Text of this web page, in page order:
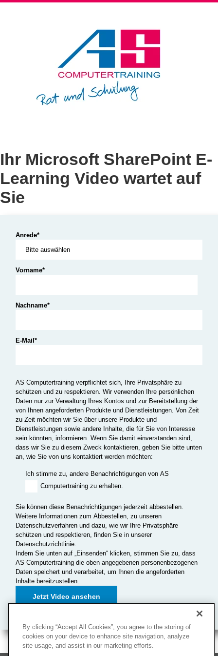
Ihr Microsoft SharePoint E-
Learning Video wartet auf
Sie
Anrede*
Vorname*
Nachname*
E-Mail *
AS Computertraining verpflichtet sich, Ihre Privatsphäre zu
schützen und zu respektieren. Wir verwenden Ihre persönlichen
Daten nur zur Verwaltung Ihres Kontos und zur Bereitstellung der
von Ihnen angeforderten Produkte und Dienstleistungen. Von Zeit
zu Zeit möchten wir Sie über unsere Produkte und
Dienstleistungen sowie andere Inhalte, die für Sie von Interesse
sein könnten, informieren. Wenn Sie damit einverstanden sind,
dass wir Sie zu diesem Zweck kontaktieren, geben Sie bitte unten
an, wie Sie von uns kontaktiert werden möchten:
Ich stimme zu, andere Benachrichtigungen von AS
Computertraining zu erhalten.
Sie können diese Benachrichtigungen jederzeit abbestellen.
Weitere Informationen zum Abbestellen, zu unseren
Datenschutzverfahren und dazu, wie wir Ihre Privatsphäre
schützen und respektieren, finden Sie in unserer
Datenschutzrichtlinie.
Indem Sie unten auf „Einsenden“ klicken, stimmen Sie zu, dass
AS Computertraining die oben angegebenen personenbezogenen
Daten speichert und verarbeitet, um Ihnen die angeforderten
Inhalte bereitzustellen.
By clicking “Accept All Cookies”, you agree to the storing of
cookies on your device to enhance site navigation, analyze
site usage, and assist in our marketing efforts.